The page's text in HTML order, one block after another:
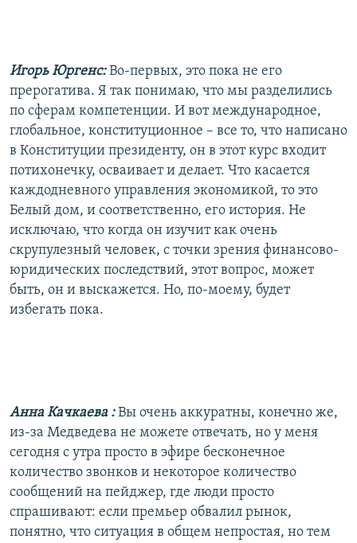
Игорь Юргенс: Во-первых, это пока не его
прерогатива. Я так понимаю, что мы разделились
по сферам компетенции. И вот международное,
глобальное, конституционное – все то, что написано
в Конституции президенту, он в этот курс входит
потихонечку, осваивает и делает. Что касается
каждодневного управления экономикой, то это
Белый дом, и соответственно, его история. Не
исключаю, что когда он изучит как очень
скрупулезный человек, с точки зрения финансово-
юридических последствий, этот вопрос, может
быть, он и выскажется. Но, по-моему, будет
избегать пока.
Анна Качкаева : Вы очень аккуратны, конечно же,
из-за Медведева не можете отвечать, но у меня
сегодня с утра просто в эфире бесконечное
количество звонков и некоторое количество
сообщений на пейджер, где люди просто
спрашивают: если премьер обвалил рынок,
понятно, что ситуация в общем непростая, но тем